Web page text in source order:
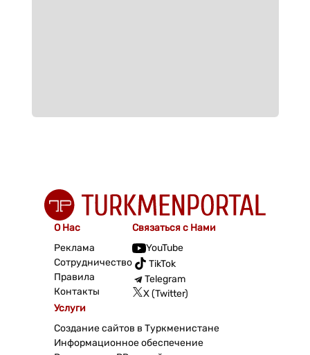
О Нас
Реклама
Сотрудничество
Правила
Контакты
Связаться с Нами
YouTube
TikTok
Telegram
X (Twitter)
Услуги
Создание сайтов в Туркменистане
Информационное обеспечение